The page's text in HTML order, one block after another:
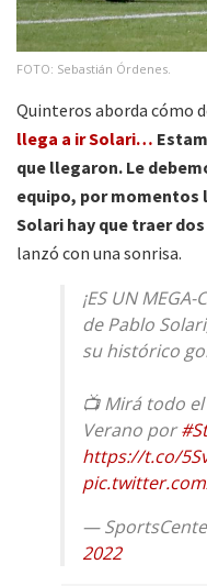
FOTO: Sebastián Órdenes.
Quinteros aborda cómo
llega a ir Solari…
que llegaron. Le
equipo, por momentos
Solari hay que traer
lanzó con una sonrisa.
¡ES UN
de Pablo
su histórico
📺 Mirá todo
Verano por
https://t.co/
—
2022